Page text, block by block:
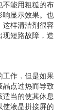
不能用粗糙的布
响显示效果。也
这样清洁剂很容
现短路故障，造
工作，但是如果
晶点过热而导致
当的使其休息
使液晶拼接屏的